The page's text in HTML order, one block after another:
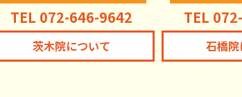
TEL 072-646-9642
茨木院について
TEL
石橋